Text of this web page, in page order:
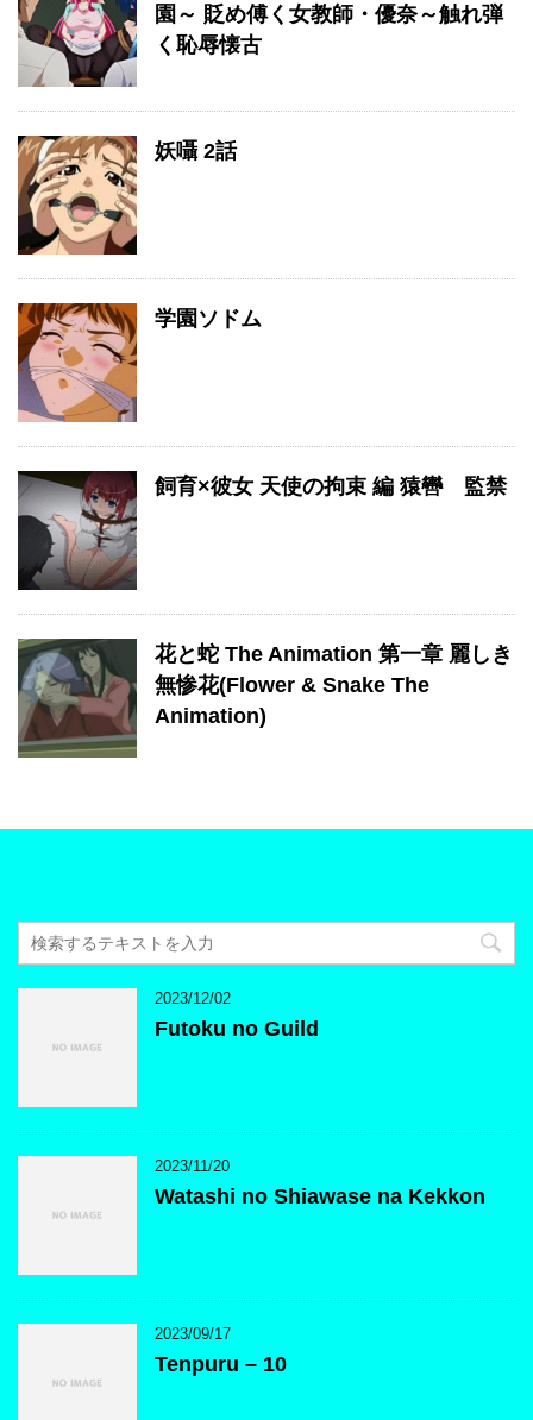
園～ 貶め傅く女教師・優奈～触れ弾
く恥辱懐古
妖囁 2話
学園ソドム
飼育×彼女 天使の拘束 編 猿轡 監禁
花と蛇 The Animation 第一章 麗しき
無惨花(Flower & Snake The
Animation)
2023/12/02
Futoku no Guild
2023/11/20
Watashi no Shiawase na Kekkon
2023/09/17
Tenpuru – 10